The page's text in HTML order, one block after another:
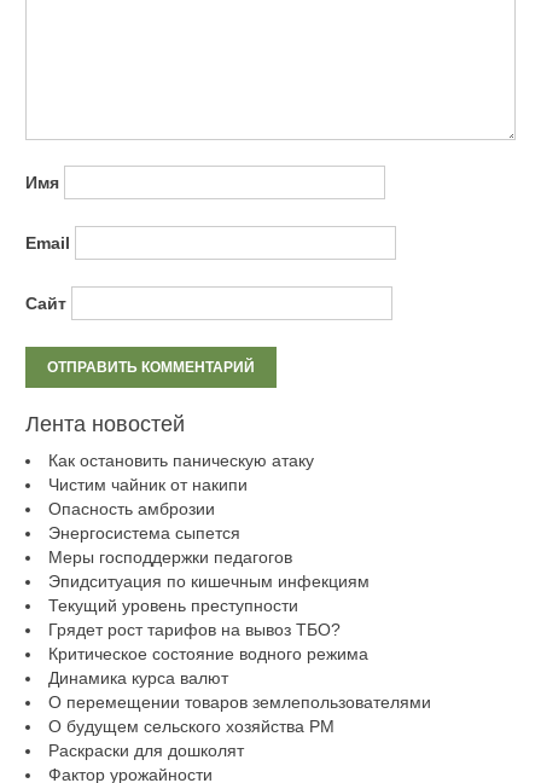
Имя
Email
Сайт
Лента новостей
Как остановить паническую атаку
Чистим чайник от накипи
Опасность амброзии
Энергосистема сыпется
Меры господдержки педагогов
Эпидситуация по кишечным инфекциям
Текущий уровень преступности
Грядет рост тарифов на вывоз ТБО?
Критическое состояние водного режима
Динамика курса валют
О перемещении товаров землепользователями
О будущем сельского хозяйства РМ
Раскраски для дошколят
Фактор урожайности